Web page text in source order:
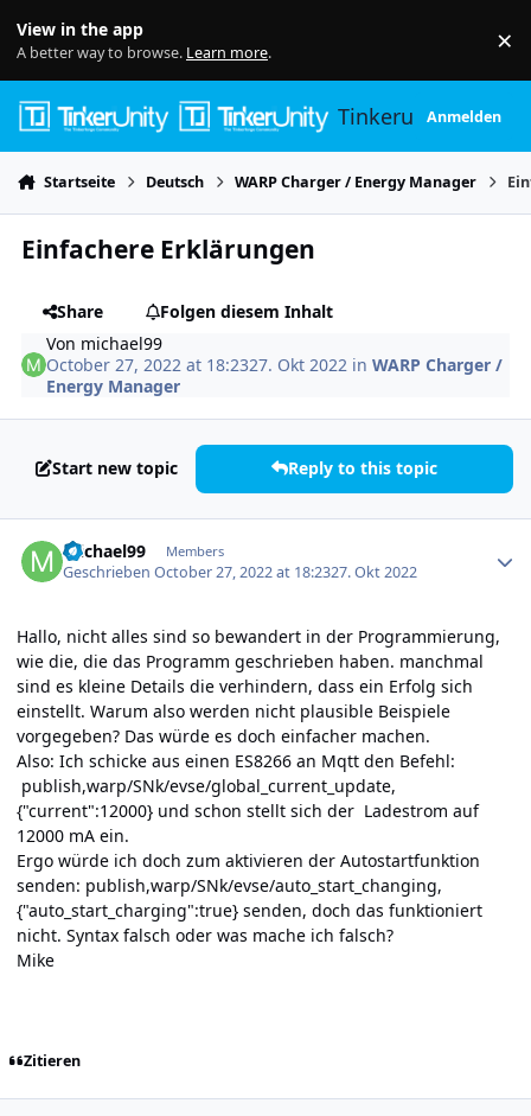
View in the app
A better way to browse. Learn more. ×
TinkerunityAnmelden
Startseite Deutsch WARP Charger / Energy Manager
Einfachere Erklärungen
Share
Folgen diesem Inhalt
Von michael99
October 27, 2022 at 18:2327. Okt 2022 inWARP Charger /
Energy Manager
Start new topic Reply to this topic
michael99 Members
GeschriebenOctober 27, 2022 at 18:2327. Okt 2022
Hallo, nicht alles sind so bewandert in der Programmierung,
wie die, die das Programm geschrieben haben. manchmal
sind es kleine Details die verhindern, dass ein Erfolg sich
einstellt. Warum also werden nicht plausible Beispiele
vorgegeben? Das würde es doch einfacher machen.
Also: Ich schicke aus einen ES8266 an Mqtt den Befehl:
publish,warp/SNk/evse/global_current_update,
{"current":12000} und schon stellt sich der Ladestrom auf
12000 mA ein.
Ergo würde ich doch zum aktivieren der Autostartfunktion
senden: publish,warp/SNk/evse/auto_start_changing,
{"auto_start_charging":true} senden, doch das funktioniert
nicht. Syntax falsch oder was mache ich falsch?
Mike
Zitieren